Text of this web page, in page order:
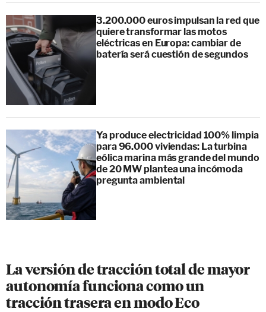
3.200.000 euros impulsan la red que
quiere transformar las motos
eléctricas en Europa: cambiar de
batería será cuestión de segundos
Ya produce electricidad 100% limpia
para 96.000 viviendas: La turbina
eólica marina más grande del mundo
de 20 MW plantea una incómoda
pregunta ambiental
La versión de tracción total de mayor
autonomía funciona como un
tracción trasera en modo Eco